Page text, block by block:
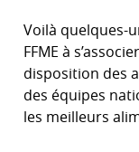
Voilà quelques-
FFME à
disposition des
des équipes
les meilleurs